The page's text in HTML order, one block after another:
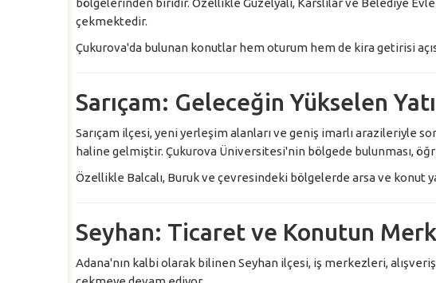
bölgelerinden biridir. Özellikle Güzelyalı, Karslılar ve Belediye
çekmektedir.
Çukurova'da bulunan konutlar hem oturum hem de kira getirisi
Sarıçam: Geleceğin Yükselen
Sarıçam ilçesi, yeni yerleşim alanları ve geniş imarlı arazileriyle
haline gelmiştir. Çukurova Üniversitesi'nin bölgede bulunması,
Özellikle Balcalı, Buruk ve çevresindeki bölgelerde arsa ve konut
Seyhan: Ticaret ve Konutun
Adana'nın kalbi olarak bilinen Seyhan ilçesi, iş merkezleri,